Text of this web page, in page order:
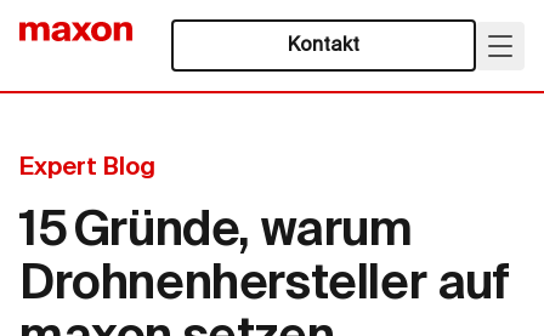
Kontakt
Expert Blog
15 Gründe, warum
Drohnenhersteller auf